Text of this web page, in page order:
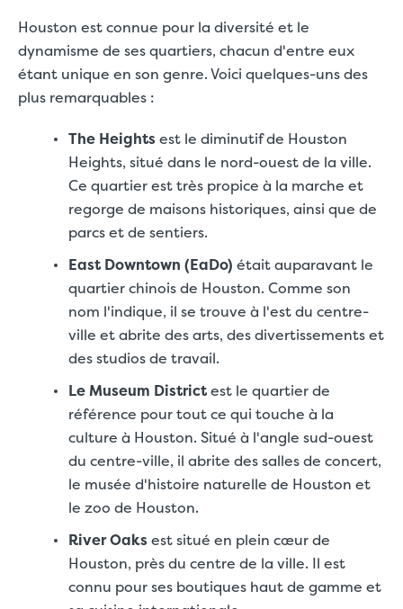
Houston est connue pour la diversité et le
dynamisme de ses quartiers, chacun d'entre eux
étant unique en son genre. Voici quelques-uns des
plus remarquables :
The Heightsest le diminutif de Houston
Heights, situé dans le nord-ouest de la ville.
Ce quartier est très propice à la marche et
regorge de maisons historiques, ainsi que de
parcs et de sentiers.
East Downtown (EaDo) était auparavant le
quartier chinois de Houston. Comme son
nom l'indique, il se trouve à l'est du centre-
ville et abrite des arts, des divertissements et
des studios de travail.
Le Museum Districtest le quartier de
référence pour tout ce qui touche à la
culture à Houston. Situé à l'angle sud-ouest
du centre-ville, il abrite des salles de concert,
le musée d'histoire naturelle de Houston et
le zoo de Houston.
River Oaksest situé en plein cœur de
Houston, près du centre de la ville. Il est
connu pour ses boutiques haut de gamme et